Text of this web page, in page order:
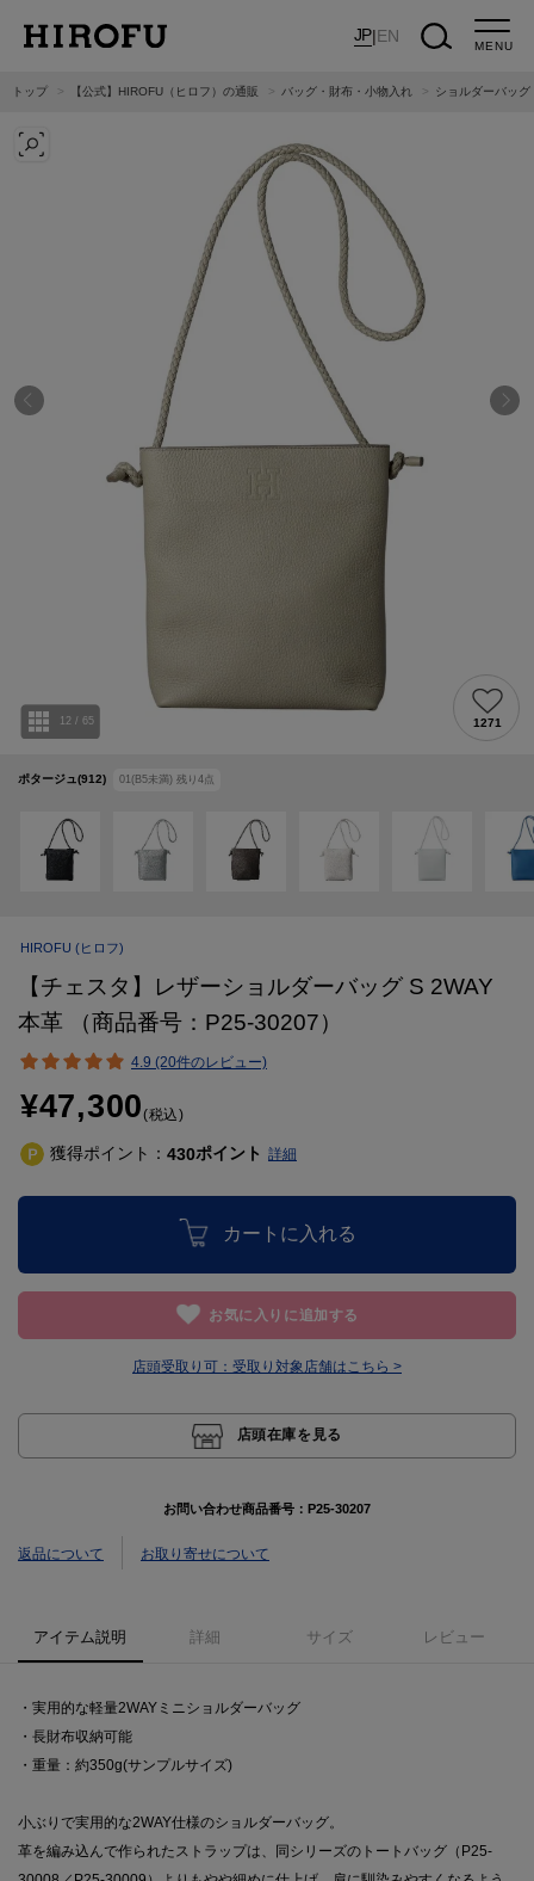
JP|EN
MENU
トップ 【公式】HIROFU（ヒロフ）の通販 バッグ・財布・小物入れ ショルダーバッグ
ポタージュ(912) 01(B5未満) 残り 4点
12 / 65 1271
HIROFU (ヒロフ)
【チェスタ】レザーショルダーバッグ S 2WAY
本革 （商品番号：P25-30207）
4.9 (20件のレビュー)
¥47,300(税込)
獲得ポイント： 430ポイント 詳細
カートに入れる
お気に入りに追加する
店頭受取り可： 受取り対象店舗はこちら >
店頭在庫を見る
お問い合わせ商品番号： P25-30207
返品について お取り寄せについて
アイテム説明 詳細 サイズ レビュー
・実用的な軽量2WAYミニショルダーバッグ
・長財布収納可能
・重量：約350g(サンプルサイズ)
小ぶりで実用的な2WAY仕様のショルダーバッグ。
革を編み込んで作られたストラップは、同シリーズのトートバッグ（P25-